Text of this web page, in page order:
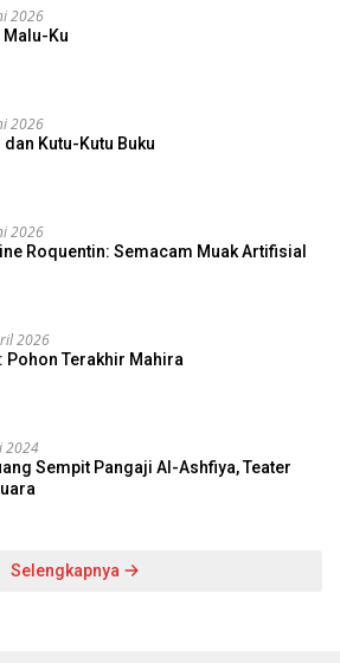
2026
Malu-Ku
2026
dan Kutu-Kutu Buku
2026
Roquentin: Semacam Muak Artifisial
2026
Pohon Terakhir Mahira
2024
Sempit Pangaji Al-Ashfiya, Teater
Selengkapnya